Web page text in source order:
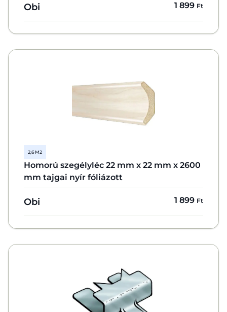
Obi 1 899 Ft
2,6 M2
Homorú szegélyléc 22 mm x 22 mm x 2600
mm tajgai nyír fóliázott
Obi 1 899 Ft